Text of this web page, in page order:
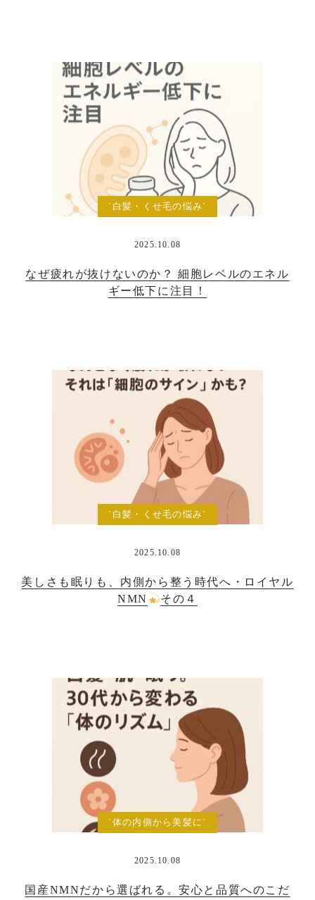
`白髪・くせ毛の悩み`
2025.10.08
なぜ疲れが抜けないのか？ 細胞レベルのエネル
ギー低下に注目！
`白髪・くせ毛の悩み`
2025.10.08
美しさも眠りも、内側から整う時代へ・ロイヤル
NMN
その４
`体の内側から美髪に`
2025.10.08
国産NMNだから選ばれる。安心と品質へのこだ